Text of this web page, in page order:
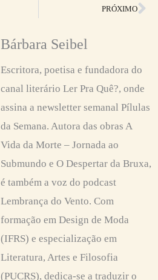
PRÓXIMO
Bárbara Seibel
Escritora, poetisa e fundadora do
canal literário Ler Pra Quê?, onde
assina a newsletter semanal Pílulas
da Semana. Autora das obras A
Vida da Morte – Jornada ao
Submundo e O Despertar da Bruxa,
é também a voz do podcast
Lembrança do Vento. Com
formação em Design de Moda
(IFRS) e especialização em
Literatura, Artes e Filosofia
(PUCRS), dedica-se a traduzir o